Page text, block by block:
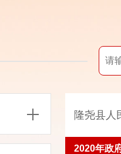
隆尧县人
2020年政